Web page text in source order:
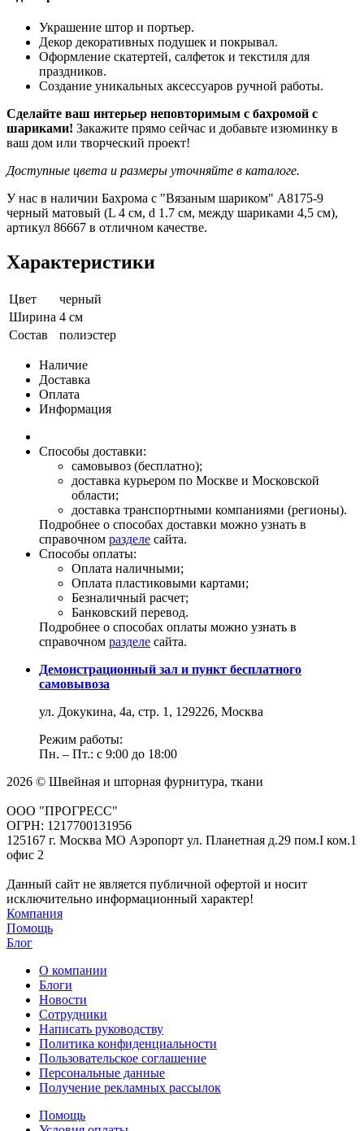
Украшение штор и портьер.
Декор декоративных подушек и покрывал.
Оформление скатертей, салфеток и текстиля для
праздников.
Создание уникальных аксессуаров ручной работы.
Сделайте ваш интерьер неповторимым с бахромой с
шариками! Закажите прямо сейчас и добавьте изюминку в
ваш дом или творческий проект!
Доступные цвета и размеры уточняйте в каталоге.
У нас в наличии Бахрома с "Вязаным шариком" A8175-9
черный матовый (L 4 см, d 1.7 см, между шариками 4,5 см),
артикул 86667 в отличном качестве.
Характеристики
Цвет
черный
Ширина 4 см
Состав
полиэстер
Наличие
Доставка
Оплата
Информация
Способы доставки:
самовывоз (бесплатно);
доставка курьером по Москве и Московской
области;
доставка транспортными компаниями (регионы).
Подробнее о способах доставки можно узнать в
справочном разделе сайта.
Способы оплаты:
Оплата наличными;
Оплата пластиковыми картами;
Безналичный расчет;
Банковский перевод.
Подробнее о способах оплаты можно узнать в
справочном разделе сайта.
Демонстрационный зал и пункт бесплатного
самовывоза
ул. Докукина, 4а, стр. 1, 129226, Москва
Режим работы:
Пн. – Пт.: с 9:00 до 18:00
2026 © Швейная и шторная фурнитура, ткани
ООО "ПРОГРЕСС"
ОГРН: 1217700131956
125167 г. Москва МО Аэропорт ул. Планетная д.29 пом.I ком.1
офис 2
Данный сайт не является публичной офертой и носит
исключительно информационный характер!
Компания
Помощь
Блог
О компании
Блоги
Новости
Сотрудники
Написать руководству
Политика конфиденциальности
Пользовательское соглашение
Персональные данные
Получение рекламных рассылок
Помощь